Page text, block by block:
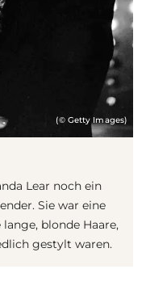
(© Getty Images)
Lear noch ein
Sie war eine
blonde Haare,
gestylt waren.